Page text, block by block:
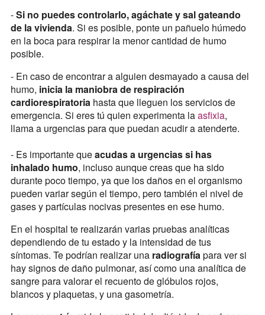
-Si no puedes controlarlo, agáchate y sal gateando
de la vivienda. Si es posible, ponte un pañuelo húmedo
en la boca para respirar la menor cantidad de humo
posible.
- En caso de encontrar a alguien desmayado a causa del
humo, inicia la maniobra de respiración
cardiorespiratoriahasta que lleguen los servicios de
emergencia. Si eres tú quien experimenta laasfixia,
llama a urgencias para que puedan acudir a atenderte.
- Es importante queacudas a urgencias si has
inhalado humo, incluso aunque creas que ha sido
durante poco tiempo, ya que los daños en el organismo
pueden variar según el tiempo, pero también el nivel de
gases y partículas nocivas presentes en ese humo.
En el hospital te realizarán varias pruebas analíticas
dependiendo de tu estado y la intensidad de tus
síntomas. Te podrían realizar una radiografíapara ver si
hay signos de daño pulmonar, así como una analítica de
sangre para valorar el recuento de glóbulos rojos,
blancos y plaquetas, y una gasometría.